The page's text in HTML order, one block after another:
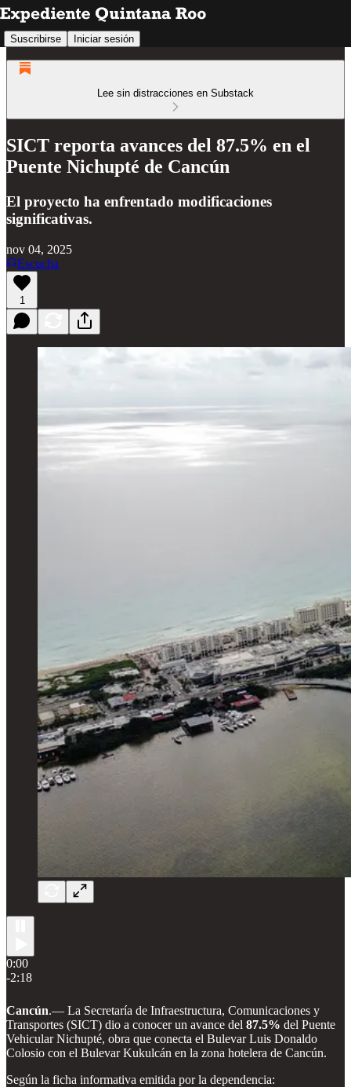
Suscribirse Iniciar sesión
Lee sin distracciones en Substack
SICT reporta avances del 87.5% en el
Puente Nichupté de Cancún
El proyecto ha enfrentado modificaciones
significativas.
nov 04, 2025
Escucha
1
0:00
-2:18
Cancún.— La Secretaría de Infraestructura, Comunicaciones y
Transportes (SICT) dio a conocer un avance del 87.5% del Puente
Vehicular Nichupté, obra que conecta el Bulevar Luis Donaldo
Colosio con el Bulevar Kukulcán en la zona hotelera de Cancún.
Según la ficha informativa emitida por la dependencia: